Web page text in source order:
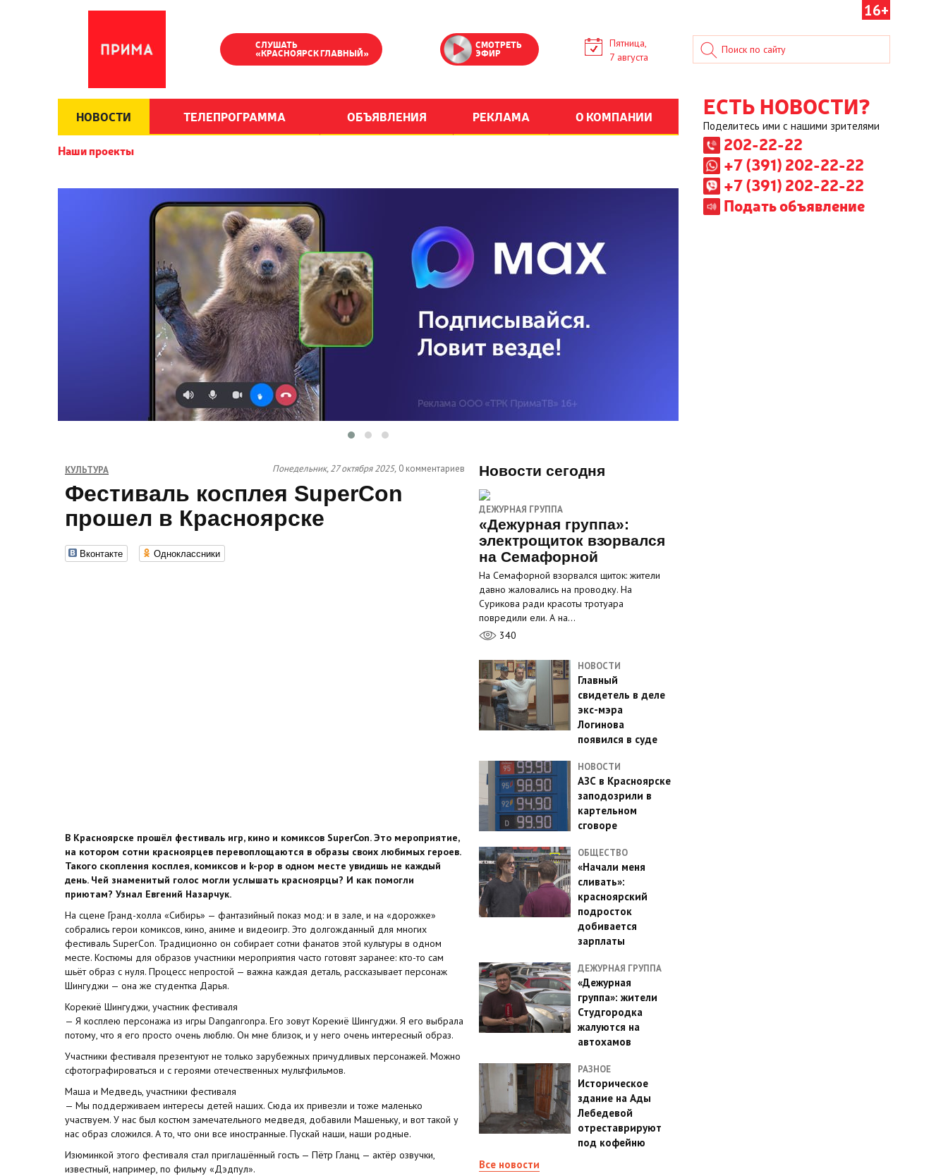
16+
СЛУШАТЬ
«КРАСНОЯРСК ГЛАВНЫЙ»
СМОТРЕТЬ
ЭФИР
Пятница,
7 августа
НОВОСТИ ТЕЛЕПРОГРАММА ОБЪЯВЛЕНИЯ РЕКЛАМА О КОМПАНИИ
Наши проекты
ЕСТЬ НОВОСТИ?
Поделитесь ими с нашими зрителями
202-22-22
+7 (391) 202-22-22
+7 (391) 202-22-22
Подать объявление
КУЛЬТУРА Понедельник, 27 октября 2025, 0 комментариев
Фестиваль косплея SuperCon
прошел в Красноярске
Вконтакте Одноклассники
В Красноярске прошёл фестиваль игр, кино и комиксов SuperCon. Это мероприятие,
на котором сотни красноярцев перевоплощаются в образы своих любимых героев.
Такого скопления косплея, комиксов и k-pop в одном месте увидишь не каждый
день. Чей знаменитый голос могли услышать красноярцы? И как помогли
приютам? Узнал Евгений Назарчук.
На сцене Гранд-холла «Сибирь» — фантазийный показ мод: и в зале, и на «дорожке»
собрались герои комиксов, кино, аниме и видеоигр. Это долгожданный для многих
фестиваль SuperCon. Традиционно он собирает сотни фанатов этой культуры в одном
месте. Костюмы для образов участники мероприятия часто готовят заранее: кто-то сам
шьёт образ с нуля. Процесс непростой — важна каждая деталь, рассказывает персонаж
Шингуджи — она же студентка Дарья.
Корекиё Шингуджи, участник фестиваля
— Я косплею персонажа из игры Danganronpa. Его зовут Корекиё Шингуджи. Я его выбрала
потому, что я его просто очень люблю. Он мне близок, и у него очень интересный образ.
Участники фестиваля презентуют не только зарубежных причудливых персонажей. Можно
сфотографироваться и с героями отечественных мультфильмов.
Маша и Медведь, участники фестиваля
— Мы поддерживаем интересы детей наших. Сюда их привезли и тоже маленько
участвуем. У нас был костюм замечательного медведя, добавили Машеньку, и вот такой у
нас образ сложился. А то, что они все иностранные. Пускай наши, наши родные.
Изюминкой этого фестиваля стал приглашённый гость — Пётр Гланц — актёр озвучки,
известный, например, по фильму «Дэдпул».
Новости сегодня
ДЕЖУРНАЯ ГРУППА
«Дежурная группа»:
электрощиток взорвался
на Семафорной
На Семафорной взорвался щиток: жители
давно жаловались на проводку. На
Сурикова ради красоты тротуара
повредили ели. А на…
340
НОВОСТИ
Главный
свидетель в деле
экс-мэра
Логинова
появился в суде
НОВОСТИ
АЗС в Красноярске
заподозрили в
картельном
сговоре
ОБЩЕСТВО
«Начали меня
сливать»:
красноярский
подросток
добивается
зарплаты
ДЕЖУРНАЯ ГРУППА
«Дежурная
группа»: жители
Студгородка
жалуются на
автохамов
РАЗНОЕ
Историческое
здание на Ады
Лебедевой
отреставрируют
под кофейню
Все новости